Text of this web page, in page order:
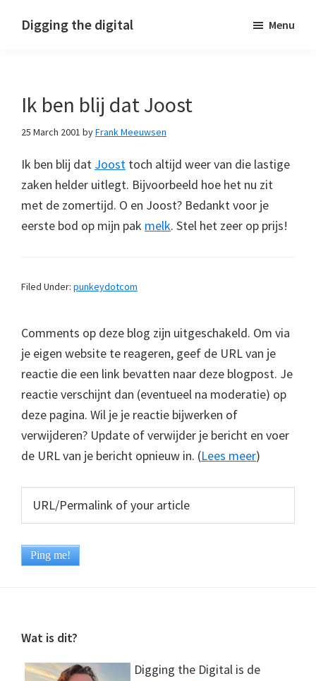
Digging the digital Menu
Ik ben blij dat Joost
25 March 2001 byFrank Meeuwsen
Ik ben blij dat Joost toch altijd weer van die lastige
zaken helder uitlegt. Bijvoorbeeld hoe het nu zit
met de zomertijd. O en Joost? Bedankt voor je
eerste bod op mijn pak melk. Stel het zeer op prijs!
Filed Under: punkeydotcom
Comments op deze blog zijn uitgeschakeld. Om via
je eigen website te reageren, geef de URL van je
reactie die een link bevatten naar deze blogpost. Je
reactie verschijnt dan (eventueel na moderatie) op
deze pagina. Wil je je reactie bijwerken of
verwijderen? Update of verwijder je bericht en voer
de URL van je bericht opnieuw in. (Lees meer)
Footer
Wat is dit?
Digging the Digital is de